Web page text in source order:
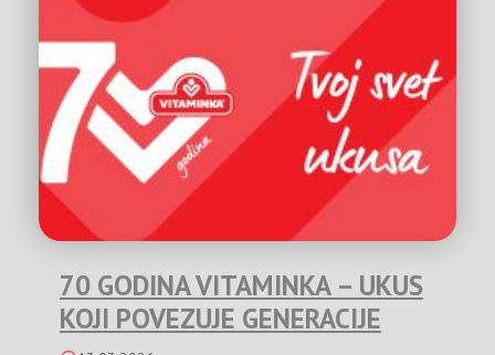
70 GODINA VITAMINKA – UKUS
KOJI POVEZUJE GENERACIJE